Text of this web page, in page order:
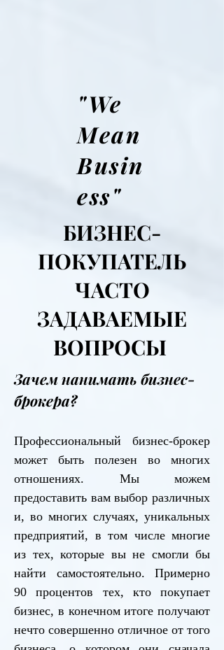
"We
Mean
Busin
ess"
БИЗНЕС-
ПОКУПАТЕЛЬ
ЧАСТО
ЗАДАВАЕМЫЕ
ВОПРОСЫ
Зачем нанимать бизнес-
брокера?
Профессиональный бизнес-брокер
может быть полезен во многих
отношениях. Мы можем
предоставить вам выбор различных
и, во многих случаях, уникальных
предприятий, в том числе многие
из тех, которые вы не смогли бы
найти самостоятельно. Примерно
90 процентов тех, кто покупает
бизнес, в конечном итоге получают
нечто совершенно отличное от того